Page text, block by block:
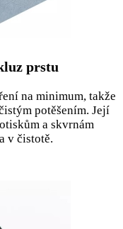
prstu
na minimum, takže
potěšením. Její
a skvrnám
v čistotě.